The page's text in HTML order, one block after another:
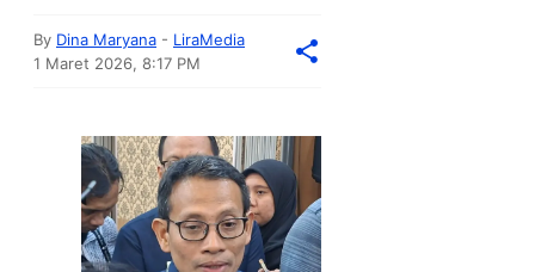
By Dina Maryana - LiraMedia
1 Maret 2026, 8:17 PM